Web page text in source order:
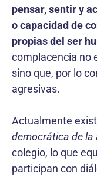
pensar, sentir y
o capacidad de
propias del ser
complacencia no
sino que, por lo
agresivas.
Actualmente
democrática de
colegio, lo que
participan con